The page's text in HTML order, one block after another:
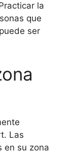
la
que
ser
Las
en su zona